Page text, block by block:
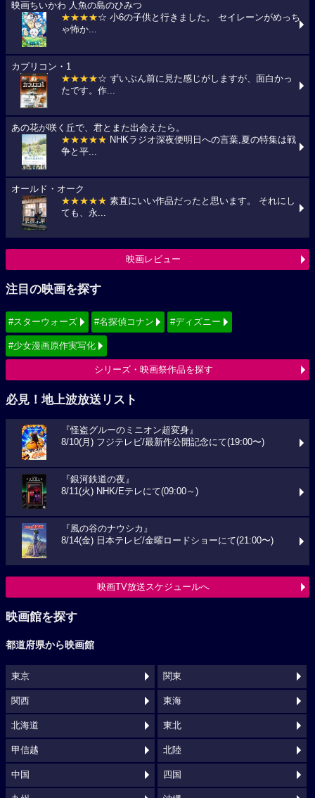
映画ちいかわ 人魚の島のひみつ
★★★★☆ 小6の子供と行きました。 セイレーンがめっち
ゃ怖か...
カプリコン・1
★★★★☆ ずいぶん前に見た感じがしますが、面白かっ
たです。作...
あの花が咲く丘で、君とまた出会えたら。
★★★★★ NHKラジオ深夜便明日への言葉,夏の特集は戦
争と平...
オールド・オーク
★★★★★ 素直にいい作品だったと思います。 それにし
ても、永...
映画レビュー
注目の映画を探す
#スターウォーズ #名探偵コナン #ディズニー
#少女漫画原作実写化
シリーズ・映画祭作品を探す
必見！地上波放送リスト
『怪盗グルーのミニオン超変身』
8/10(月) フジテレビ/最新作公開記念にて(19:00〜)
『銀河鉄道の夜』
8/11(火) NHK/Eテレにて(09:00～)
『風の谷のナウシカ』
8/14(金) 日本テレビ/金曜ロードショーにて(21:00〜)
映画TV放送スケジュールへ
映画館を探す
都道府県から映画館
東京 関東
関西 東海
北海道 東北
甲信越 北陸
中国 四国